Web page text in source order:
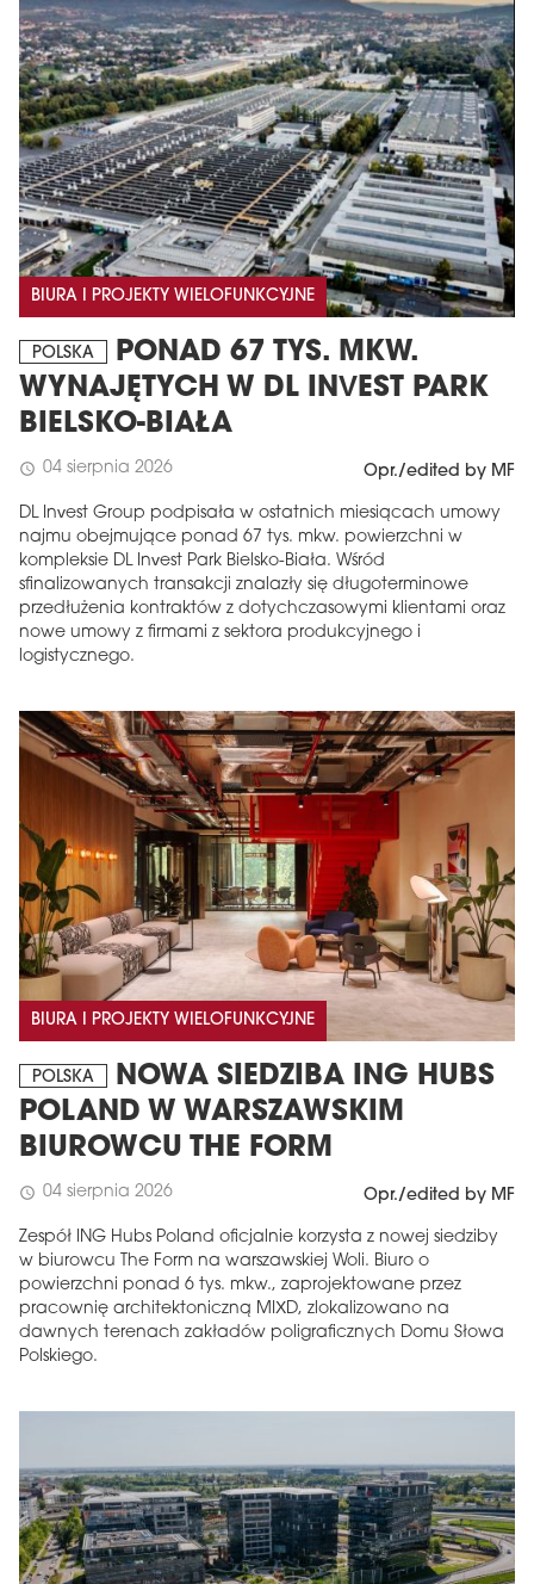
BIURA I PROJEKTY WIELOFUNKCYJNE
POLSKA
PONAD 67 TYS. MKW.
WYNAJĘTYCH W DL INVEST PARK
BIELSKO-BIAŁA
schedule 04 sierpnia 2026 Opr./edited by MF
DL Invest Group podpisała w ostatnich miesiącach umowy
najmu obejmujące ponad 67 tys. mkw. powierzchni w
kompleksie DL Invest Park Bielsko-Biała. Wśród
sfinalizowanych transakcji znalazły się długoterminowe
przedłużenia kontraktów z dotychczasowymi klientami oraz
nowe umowy z firmami z sektora produkcyjnego i
logistycznego.
BIURA I PROJEKTY WIELOFUNKCYJNE
POLSKA
NOWA SIEDZIBA ING HUBS
POLAND W WARSZAWSKIM
BIUROWCU THE FORM
schedule 04 sierpnia 2026 Opr./edited by MF
Zespół ING Hubs Poland oficjalnie korzysta z nowej siedziby
w biurowcu The Form na warszawskiej Woli. Biuro o
powierzchni ponad 6 tys. mkw., zaprojektowane przez
pracownię architektoniczną MIXD, zlokalizowano na
dawnych terenach zakładów poligraficznych Domu Słowa
Polskiego.